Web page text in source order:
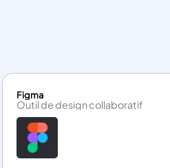
Figma
Outil de design collaboratif